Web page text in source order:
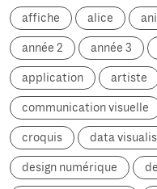
affiche alice
année 2 année 3
application artiste
communication visuelle
croquis data
design numérique